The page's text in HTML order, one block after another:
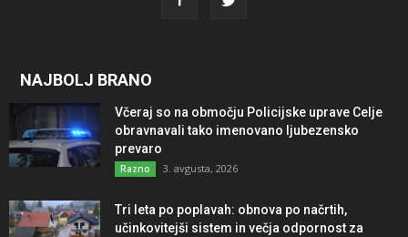
NAJBOLJ BRANO
Včeraj so na območju Policijske uprave Celje
obravnavali tako imenovano ljubezensko
prevaro
Razno 3. avgusta, 2026
Tri leta po poplavah: obnova po načrtih,
učinkovitejši sistem in večja odpornost za